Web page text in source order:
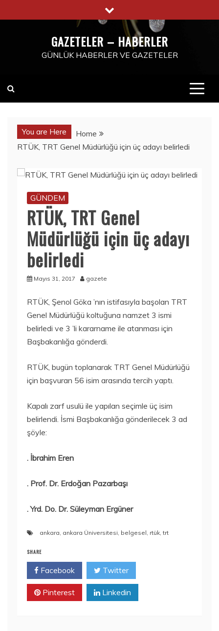
to
GAZETELER – HABERLER
GÜNLÜK HABERLER VE GAZETELER
You are Here
Home
RTÜK, TRT Genel Müdürlüğü için üç adayı belirledi
GÜNDEM
RTÜK, TRT Genel
Müdürlüğü için üç adayı
belirledi
Mayıs 31, 2017 gazete
RTÜK, Şenol Göka ’nın istifasıyla başolan TRT
Genel Müdürlüğü koltuğuna namzet 3 ismi
belirledi ve 3 ’li kararname ile atanması için
Başbakanlığa gönderdi.
RTÜK, bugün toplanarak TRT Genel Müdürlüğü
için başvuran 56 isim arasında tercih yaptı.
Kapalı zarf usulü ile yapılan seçimle üç isim
belirlendi. İsmi Başbakanlığa gönderilecek 3 ad
şöyle:
. İbrahim Eren
. Prof. Dr. Erdoğan Pazarbaşı
. Yrd. Do. Dr. Süleyman Ergüner
ankara, ankara Üniversitesi, belgesel, rtük,trt
SHARE
Facebook Twitter
Pinterest Linkedin